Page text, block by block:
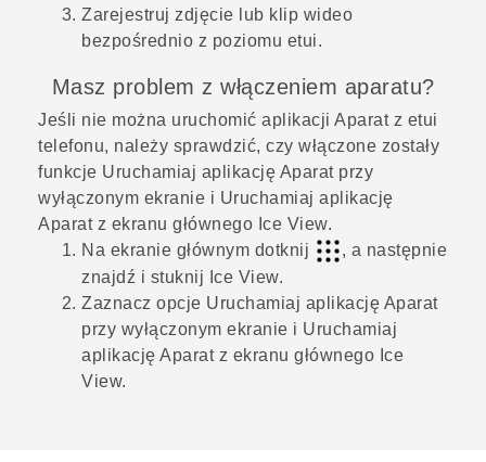
Zarejestruj zdjęcie lub klip wideo
bezpośrednio z poziomu etui.
Masz problem z włączeniem aparatu?
Jeśli nie można uruchomić aplikacji Aparatz etui
telefonu, należy sprawdzić, czy włączone zostały
funkcje Uruchamiaj aplikację Aparat przy
wyłączonym ekranie i Uruchamiaj aplikację
Aparat z ekranu głównego Ice View.
Na ekranie głównym dotknij
, a następnie
znajdź i stuknij Ice View.
Zaznacz opcje Uruchamiaj aplikację Aparat
przy wyłączonym ekranie i Uruchamiaj
aplikację Aparat z ekranu głównego Ice
View.